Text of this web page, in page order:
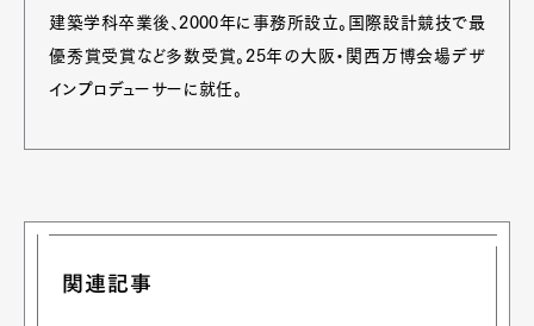
建築学科卒業後、2000年に事務所設立。国際設計競技で最
優秀賞受賞など多数受賞。25年の大阪・関西万博会場デザ
インプロデューサーに就任。
関連記事